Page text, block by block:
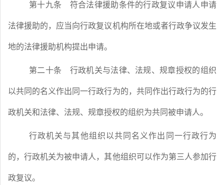
第十九条 符合法律援助条件的行政复议申请人申请
法律援助的，应当向行政复议机构所在地或者行政争议发生
地的法律援助机构提出申请。
第二十条 行政机关与法律、法规、规章授权的组织
以共同的名义作出同一行政行为的，共同作出行政行为的行
政机关和法律、法规、规章授权的组织为共同被申请人。
行政机关与其他组织以共同名义作出同一行政行为
的，行政机关为被申请人，其他组织可以作为第三人参加行
政复议。